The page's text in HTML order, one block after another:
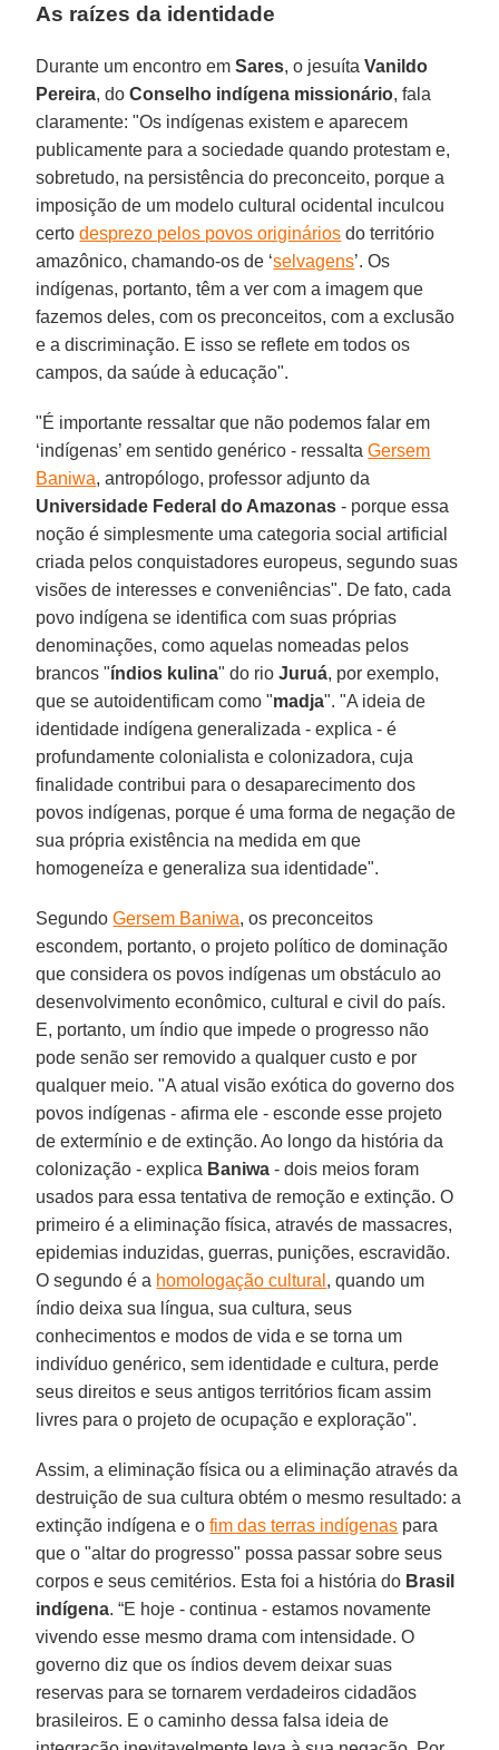
As raízes da identidade
Durante um encontro emSares, o jesuítaVanildo
Pereira, doConselho indígena missionário, fala
claramente: "Os indígenas existem e aparecem
publicamente para a sociedade quando protestam e,
sobretudo, na persistência do preconceito, porque a
imposição de um modelo cultural ocidental inculcou
certodesprezo pelos povos originários do território
amazônico, chamando-os de ‘selvagens’. Os
indígenas, portanto, têm a ver com a imagem que
fazemos deles, com os preconceitos, com a exclusão
e a discriminação. E isso se reflete em todos os
campos, da saúde à educação".
"É importante ressaltar que não podemos falar em
‘indígenas’ em sentido genérico - ressaltaGersem
Baniwa, antropólogo, professor adjunto da
Universidade Federal do Amazonas - porque essa
noção é simplesmente uma categoria social artificial
criada pelos conquistadores europeus, segundo suas
visões de interesses e conveniências". De fato, cada
povo indígena se identifica com suas próprias
denominações, como aquelas nomeadas pelos
brancos "índios kulina" do rioJuruá, por exemplo,
que se autoidentificam como "madja". "A ideia de
identidade indígena generalizada - explica - é
profundamente colonialista e colonizadora, cuja
finalidade contribui para o desaparecimento dos
povos indígenas, porque é uma forma de negação de
sua própria existência na medida em que
homogeneíza e generaliza sua identidade".
SegundoGersem Baniwa, os preconceitos
escondem, portanto, o projeto político de dominação
que considera os povos indígenas um obstáculo ao
desenvolvimento econômico, cultural e civil do país.
E, portanto, um índio que impede o progresso não
pode senão ser removido a qualquer custo e por
qualquer meio. "A atual visão exótica do governo dos
povos indígenas - afirma ele - esconde esse projeto
de extermínio e de extinção. Ao longo da história da
colonização - explica Baniwa - dois meios foram
usados ​​para essa tentativa de remoção e extinção. O
primeiro é a eliminação física, através de massacres,
epidemias induzidas, guerras, punições, escravidão.
O segundo é a homologação cultural , quando um
índio deixa sua língua, sua cultura, seus
conhecimentos e modos de vida e se torna um
indivíduo genérico, sem identidade e cultura, perde
seus direitos e seus antigos territórios ficam assim
livres para o projeto de ocupação e exploração".
Assim, a eliminação física ou a eliminação através da
destruição de sua cultura obtém o mesmo resultado: a
extinção indígena e ofim das terras indígenas para
que o "altar do progresso" possa passar sobre seus
corpos e seus cemitérios. Esta foi a história do Brasil
indígena. “E hoje - continua - estamos novamente
vivendo esse mesmo drama com intensidade. O
governo diz que os índios devem deixar suas
reservas para se tornarem verdadeiros cidadãos
brasileiros. E o caminho dessa falsa ideia de